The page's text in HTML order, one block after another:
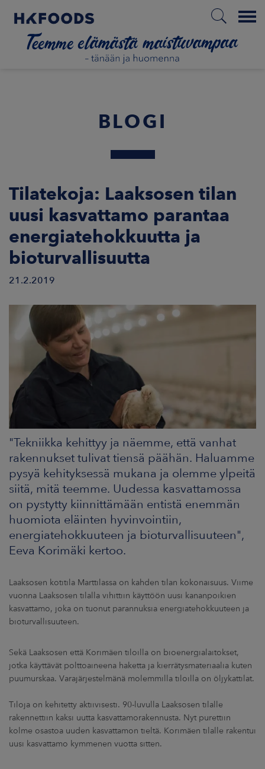
Menu
ETUSIVU
UUTISHUONE
BLOGI
Tilatekoja: Laaksosen tilan
uusi kasvattamo parantaa
energiatehokkuutta ja
bioturvallisuutta
21.2.2019
"Tekniikka kehittyy ja näemme, että vanhat
rakennukset tulivat tiensä päähän. Haluamme
pysyä kehityksessä mukana ja olemme ylpeitä
siitä, mitä teemme. Uudessa kasvattamossa
on pystytty kiinnittämään entistä enemmän
huomiota eläinten hyvinvointiin,
energiatehokkuuteen ja bioturvallisuuteen",
Eeva Korimäki kertoo.
Laaksosen kotitila Marttilassa on kahden tilan kokonaisuus. Viime
vuonna Laaksosen tilalla vihittiin käyttöön uusi kananpoikien
kasvattamo, joka on tuonut parannuksia energiatehokkuuteen ja
bioturvallisuuteen.
Sekä Laaksosen että Korimäen tiloilla on bioenergialaitokset,
jotka käyttävät polttoaineena haketta ja kierrätysmateriaalia kuten
puumurskaa. Varajärjestelmänä molemmilla tiloilla on öljykattilat.
Tiloja on kehitetty aktiivisesti. 90-luvulla Laaksosen tilalle
rakennettiin kaksi uutta kasvattamorakennusta. Nyt purettiin
kolme osastoa uuden kasvattamon tieltä. Korimäen tilalle rakentui
uusi kasvattamo kymmenen vuotta sitten.